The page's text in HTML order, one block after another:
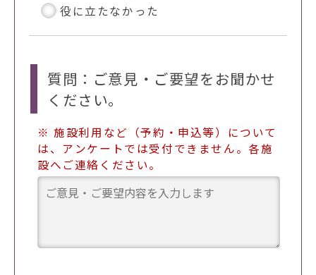
役に立たなかった
質問：ご意見・ご要望をお聞かせ
ください。
※ 施設利用など（予約・申込等）について
は、アンケートでは受付できません。各施
設へご連絡ください。